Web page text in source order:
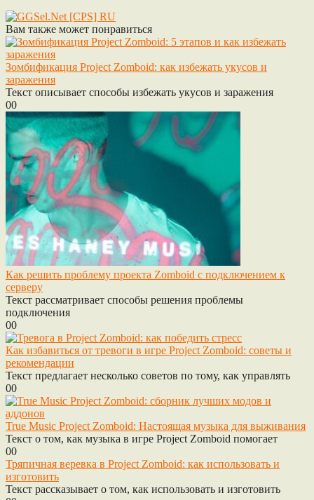
Вам также может понравиться
Зомбификация Project Zomboid: как избежать укусов и
заражения
Текст описывает способы избежать укусов и заражения
00
Как решить проблему проекта Zomboid с подключением к
серверу
Текст рассматривает способы решения проблемы
подключения
00
Как избавиться от тревоги в игре Project Zomboid: советы и
рекомендации
Текст предлагает несколько советов по тому, как управлять
00
True Music Project Zomboid: Настоящая музыка для выживания
Текст о том, как музыка в игре Project Zomboid помогает
00
Тряпичная веревка в Project Zomboid: как использовать и
изготовить
Текст рассказывает о том, как использовать и изготовить